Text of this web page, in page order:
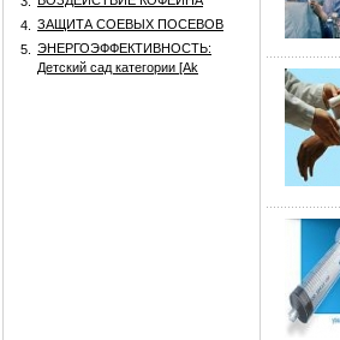
4.
ЗАЩИТА СОЕВЫХ ПОСЕВОВ
5.
ЭНЕРГОЭФФЕКТИВНОСТЬ:
Детский сад категории [Аk